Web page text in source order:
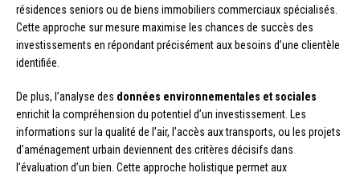
résidences seniors ou de biens immobiliers commerciaux spécialisés.
Cette approche sur mesure maximise les chances de succès des
investissements en répondant précisément aux besoins d’une clientèle
identifiée.
De plus, l’analyse des données environnementales et sociales
enrichit la compréhension du potentiel d’un investissement. Les
informations sur la qualité de l’air, l’accès aux transports, ou les projets
d’aménagement urbain deviennent des critères décisifs dans
l’évaluation d’un bien. Cette approche holistique permet aux